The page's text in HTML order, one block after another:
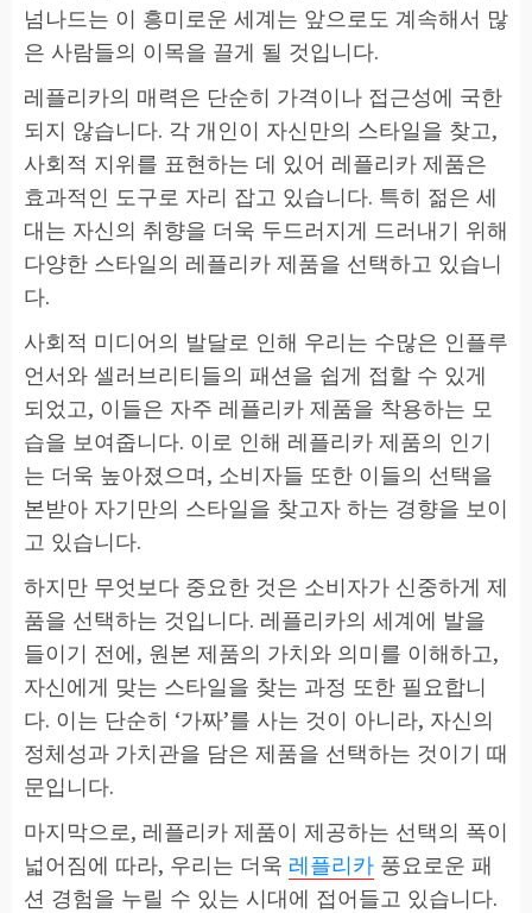
넘나드는 이 흥미로운 세계는 앞으로도 계속해서 많
은 사람들의 이목을 끌게 될 것입니다.
레플리카의 매력은 단순히 가격이나 접근성에 국한
되지 않습니다. 각 개인이 자신만의 스타일을 찾고,
사회적 지위를 표현하는 데 있어 레플리카 제품은
효과적인 도구로 자리 잡고 있습니다. 특히 젊은 세
대는 자신의 취향을 더욱 두드러지게 드러내기 위해
다양한 스타일의 레플리카 제품을 선택하고 있습니
다.
사회적 미디어의 발달로 인해 우리는 수많은 인플루
언서와 셀러브리티들의 패션을 쉽게 접할 수 있게
되었고, 이들은 자주 레플리카 제품을 착용하는 모
습을 보여줍니다. 이로 인해 레플리카 제품의 인기
는 더욱 높아졌으며, 소비자들 또한 이들의 선택을
본받아 자기만의 스타일을 찾고자 하는 경향을 보이
고 있습니다.
하지만 무엇보다 중요한 것은 소비자가 신중하게 제
품을 선택하는 것입니다. 레플리카의 세계에 발을
들이기 전에, 원본 제품의 가치와 의미를 이해하고,
자신에게 맞는 스타일을 찾는 과정 또한 필요합니
다. 이는 단순히 ‘가짜’를 사는 것이 아니라, 자신의
정체성과 가치관을 담은 제품을 선택하는 것이기 때
문입니다.
마지막으로, 레플리카 제품이 제공하는 선택의 폭이
넓어짐에 따라, 우리는 더욱 레플리카 풍요로운 패
션 경험을 누릴 수 있는 시대에 접어들고 있습니다.